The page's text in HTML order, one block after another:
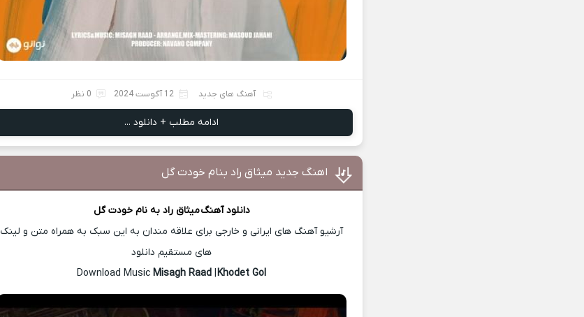
آهنگ های جدید 12 آگوست 2024 0 نظر
ادامه مطلب + دانلود ...
اهنگ جدید میثاق راد بنام خودت گل
دانلود آهنگمیثاق راد به نام خودت گل
آرشیو آهنگ های ایرانی و خارجی برای علاقه مندان به این سبک به همراه متن و لینک
های مستقیم دانلود
Download Music
Misagh Raad|Khodet Gol